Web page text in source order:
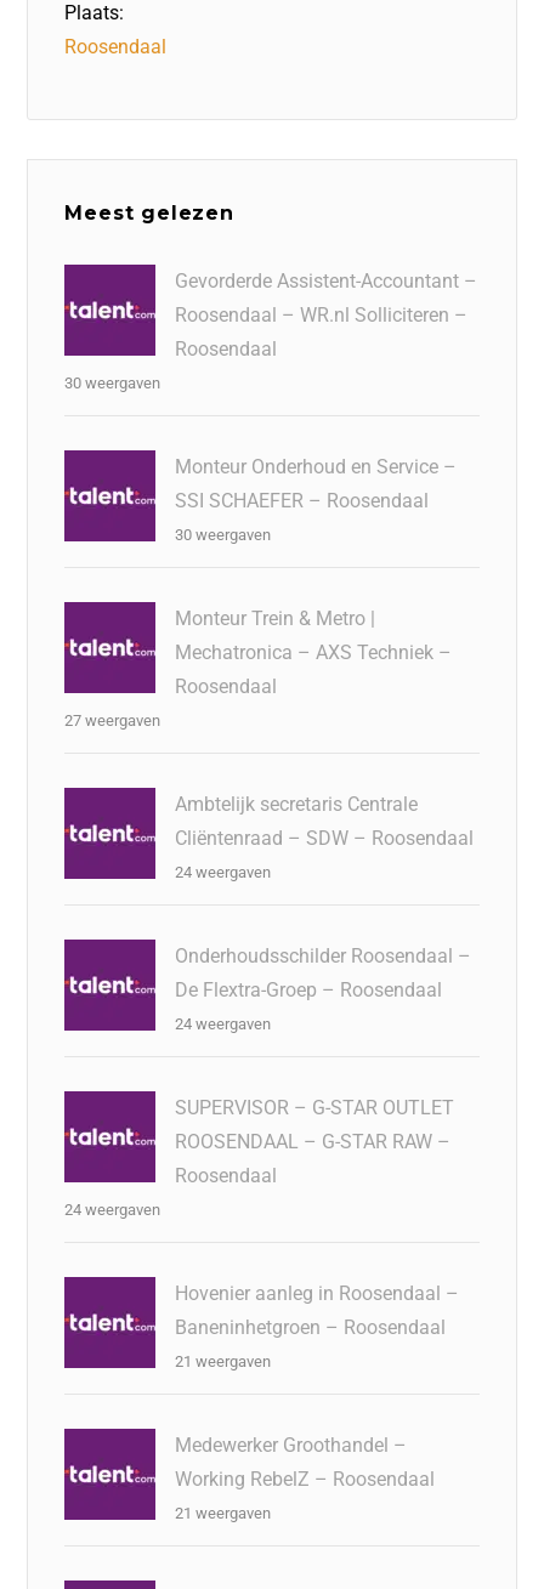
Plaats:
Roosendaal
Meest gelezen
Gevorderde Assistent-Accountant –
Roosendaal – WR.nl Solliciteren –
Roosendaal
30 weergaven
Monteur Onderhoud en Service –
SSI SCHAEFER – Roosendaal
30 weergaven
Monteur Trein & Metro |
Mechatronica – AXS Techniek –
Roosendaal
27 weergaven
Ambtelijk secretaris Centrale
Cliëntenraad – SDW – Roosendaal
24 weergaven
Onderhoudsschilder Roosendaal –
De Flextra-Groep – Roosendaal
24 weergaven
SUPERVISOR – G-STAR OUTLET
ROOSENDAAL – G-STAR RAW –
Roosendaal
24 weergaven
Hovenier aanleg in Roosendaal –
Baneninhetgroen – Roosendaal
21 weergaven
Medewerker Groothandel –
Working RebelZ – Roosendaal
21 weergaven